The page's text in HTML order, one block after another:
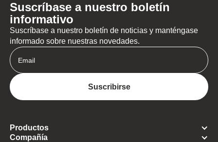
Suscríbase a nuestro boletín
informativo
Suscríbase a nuestro boletín de noticias y manténgase
informado sobre nuestras novedades.
Productos
Compañía